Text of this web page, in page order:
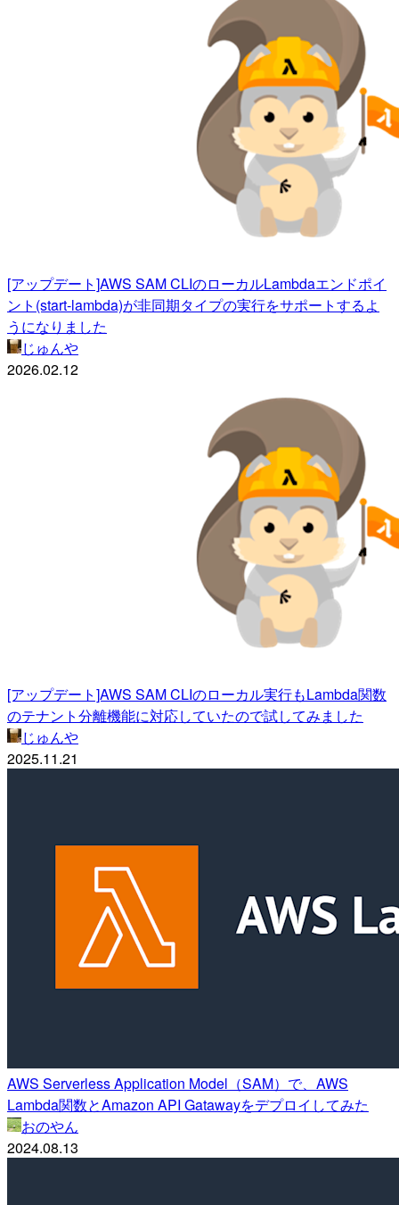
[アップデート]AWS SAM CLIのローカルLambdaエンドポイ
ント(start-lambda)が非同期タイプの実行をサポートするよ
うになりました
じゅんや
2026.02.12
[アップデート]AWS SAM CLIのローカル実行もLambda関数
のテナント分離機能に対応していたので試してみました
じゅんや
2025.11.21
AWS Serverless Application Model（SAM）で、AWS
Lambda関数とAmazon API Gatawayをデプロイしてみた
おのやん
2024.08.13